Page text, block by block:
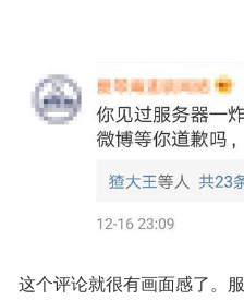
这个评论就很有画面感了。